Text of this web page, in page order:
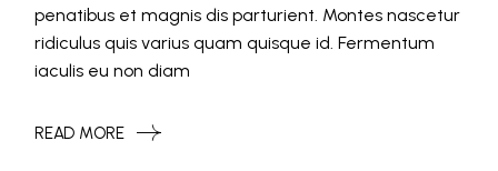
penatibus et magnis dis parturient. Montes nascetur
ridiculus quis varius quam quisque id. Fermentum
iaculis eu non diam
READ MORE